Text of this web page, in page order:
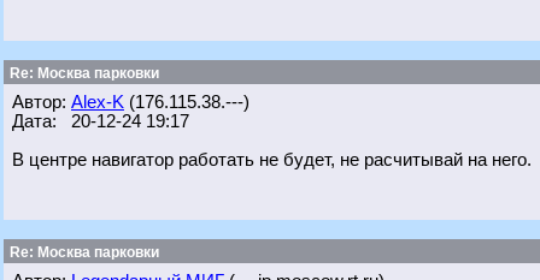
Re: Москва парковки
Автор: Alex-K (176.115.38.---)
Дата: 20-12-24 19:17
В центре навигатор работать не будет, не расчитывай на него.
Re: Москва парковки